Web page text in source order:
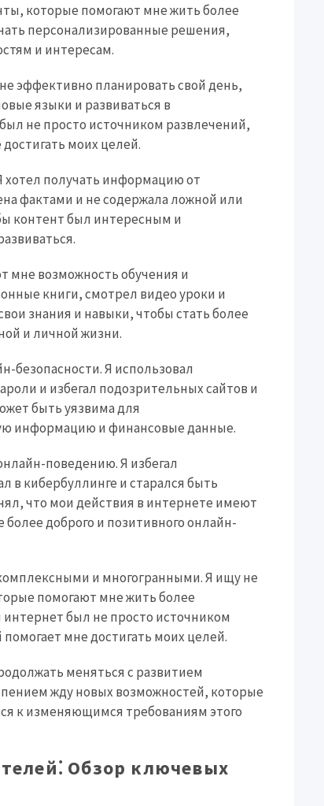
которые помогают мне жить более
персонализированные решения,
и интересам.
эффективно планировать свой день,
языки и развиваться в
не просто источником развлечений,
моих целей.
хотел получать информацию от
фактами и не содержала ложной или
контент был интересным и
мне возможность обучения и
книги, смотрел видео уроки и
знания и навыки, чтобы стать более
и личной жизни.
безопасности. Я использовал
и избегал подозрительных сайтов и
быть уязвима для
информацию и финансовые данные.
поведению. Я избегал
в кибербуллинге и старался быть
что мои действия в интернете имеют
более доброго и позитивного онлайн-
и многогранными. Я ищу не
помогают мне жить более
был не просто источником
мне достигать моих целей.
меняться с развитием
жду новых возможностей, которые
к изменяющимся требованиям этого
Обзор ключевых